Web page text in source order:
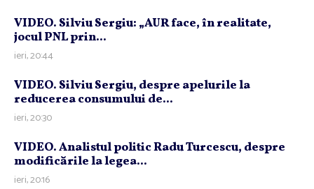
VIDEO. Silviu Sergiu: „AUR face, în realitate,
jocul PNL prin...
ieri, 20:44
VIDEO. Silviu Sergiu, despre apelurile la
reducerea consumului de...
ieri, 20:30
VIDEO. Analistul politic Radu Turcescu, despre
modificările la legea...
ieri, 20:16